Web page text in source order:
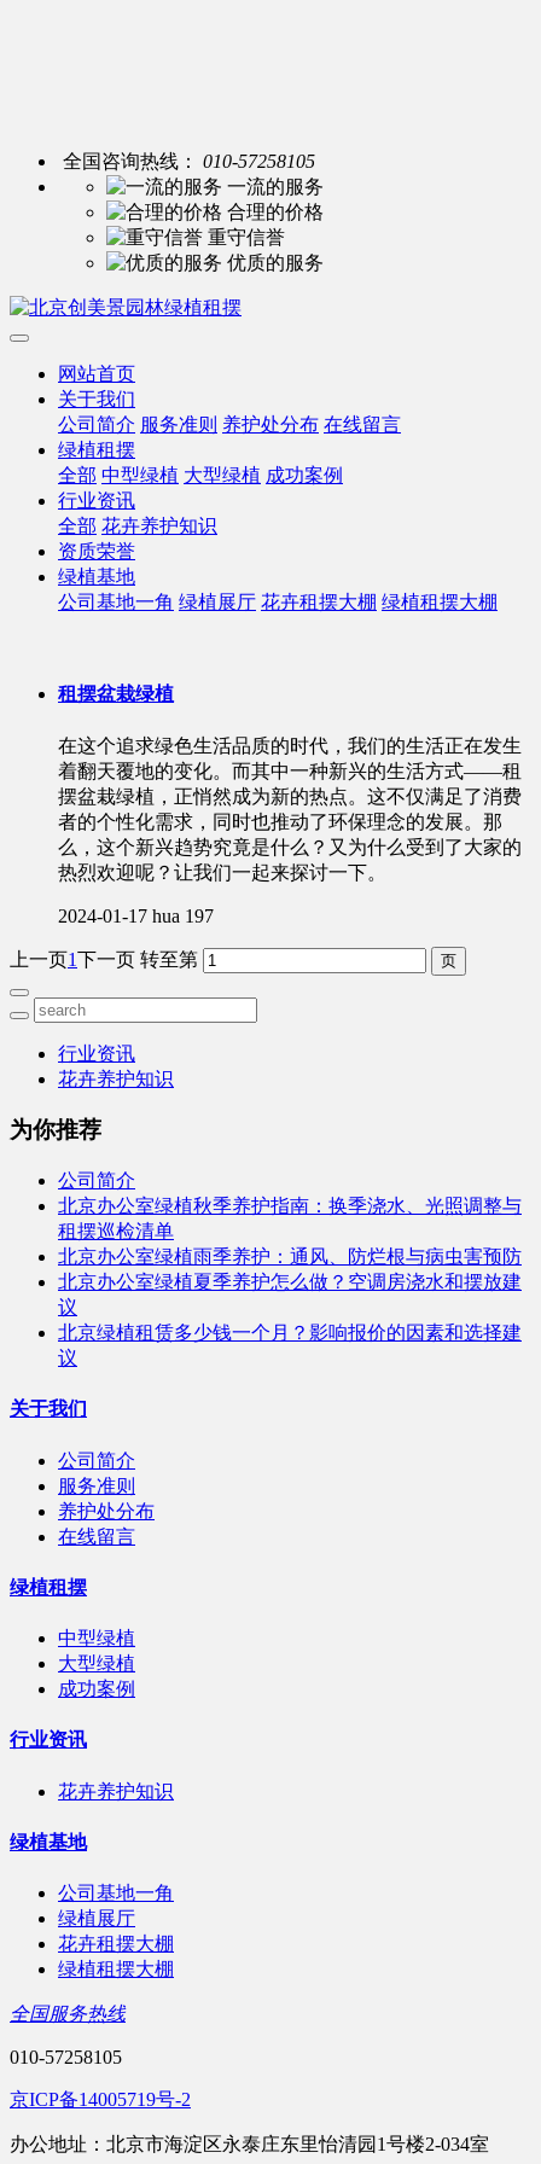
全国咨询热线：
010-57258105
一流的服务
合理的价格
重守信誉
优质的服务
网站首页
关于我们
公司简介 服务准则 养护处分布 在线留言
绿植租摆
全部 中型绿植 大型绿植 成功案例
行业资讯
全部 花卉养护知识
资质荣誉
绿植基地
公司基地一角 绿植展厅 花卉租摆大棚 绿植租摆大棚
租摆盆栽绿植
在这个追求绿色生活品质的时代，我们的生活正在发生
着翻天覆地的变化。而其中一种新兴的生活方式——租
摆盆栽绿植，正悄然成为新的热点。这不仅满足了消费
者的个性化需求，同时也推动了环保理念的发展。那
么，这个新兴趋势究竟是什么？又为什么受到了大家的
热烈欢迎呢？让我们一起来探讨一下。
2024-01-17 hua 197
上一页1下一页 转至第
行业资讯
花卉养护知识
为你推荐
公司简介
北京办公室绿植秋季养护指南：换季浇水、光照调整与
租摆巡检清单
北京办公室绿植雨季养护：通风、防烂根与病虫害预防
北京办公室绿植夏季养护怎么做？空调房浇水和摆放建
议
北京绿植租赁多少钱一个月？影响报价的因素和选择建
议
关于我们
公司简介
服务准则
养护处分布
在线留言
绿植租摆
中型绿植
大型绿植
成功案例
行业资讯
花卉养护知识
绿植基地
公司基地一角
绿植展厅
花卉租摆大棚
绿植租摆大棚
全国服务热线
010-57258105
京ICP备14005719号-2
办公地址：北京市海淀区永泰庄东里怡清园1号楼2-034室